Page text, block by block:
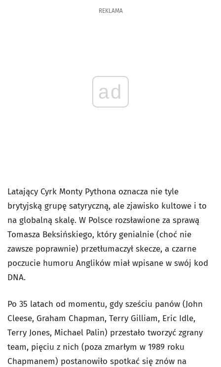
REKLAMA
ad
Latający Cyrk Monty Pythona oznacza nie tyle
brytyjską grupę satyryczną, ale zjawisko kultowe i to
na globalną skalę. W Polsce rozsławione za sprawą
Tomasza Beksińskiego, który genialnie (choć nie
zawsze poprawnie) przetłumaczył skecze, a czarne
poczucie humoru Anglików miał wpisane w swój kod
DNA.
Po 35 latach od momentu, gdy sześciu panów (John
Cleese, Graham Chapman, Terry Gilliam, Eric Idle,
Terry Jones, Michael Palin) przestało tworzyć zgrany
team, pięciu z nich (poza zmarłym w 1989 roku
Chapmanem) postanowiło spotkać się znów na